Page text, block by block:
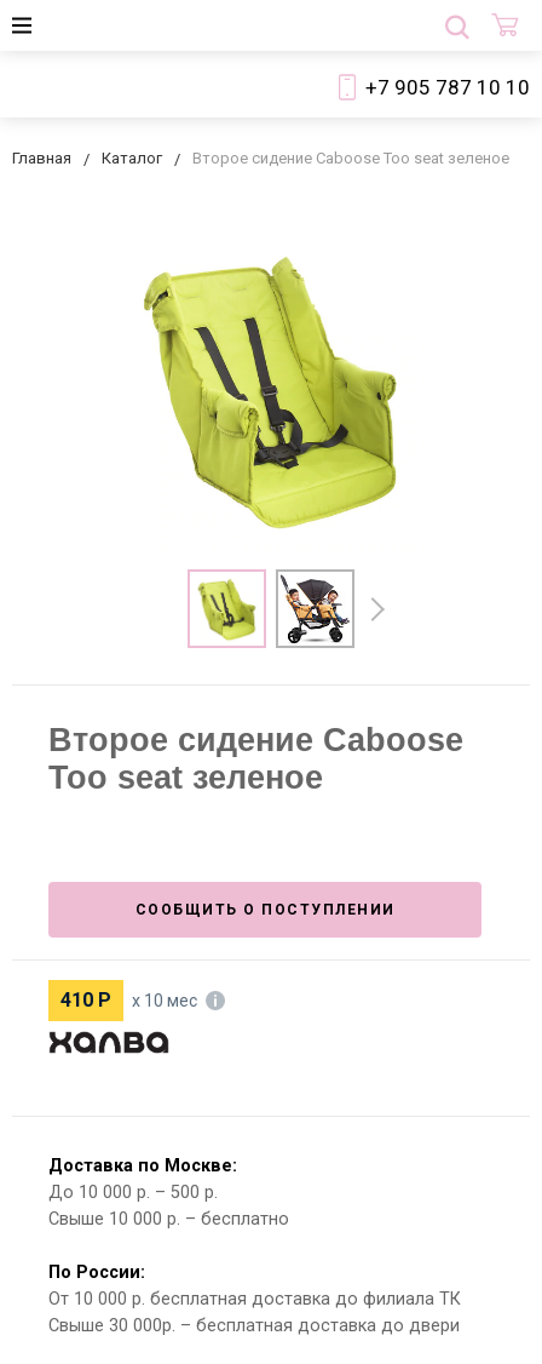
+7 905 787 10 10
Главная Каталог Второе сидение Caboose Too seat зеленое
Второе сидение Caboose
Too seat зеленое
СООБЩИТЬ О ПОСТУПЛЕНИИ
410 Р х 10 мес
Доставка по Москве:
До 10 000 р. – 500 р.
Свыше 10 000 р. – бесплатно
По России:
От 10 000 р. бесплатная доставка до филиала ТК
Свыше 30 000р. – бесплатная доставка до двери